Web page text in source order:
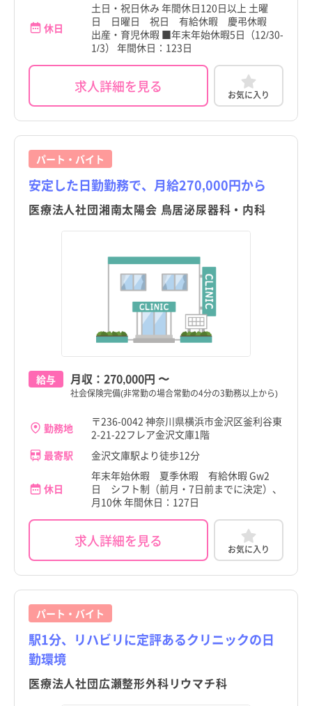
休日
土日・祝日休み 年間休日120日以上 土曜
日 日曜日 祝日 有給休暇 慶弔休暇
出産・育児休暇 ■年末年始休暇5日（12/30-
1/3） 年間休日：123日
求人詳細を見る お気に入り
パート・バイト
安定した日勤勤務で、月給270,000円から
医療法人社団湘南太陽会 鳥居泌尿器科・内科
給与 月収： 270,000円 〜
社会保険完備(非常勤の場合常勤の4分の3勤務以上から)
勤務地
〒236-0042 神奈川県横浜市金沢区釜利谷東
2-21-22フレア金沢文庫1階
最寄駅
金沢文庫駅より徒歩12分
休日
年末年始休暇 夏季休暇 有給休暇 Gw2
日 シフト制（前月・7日前までに決定）、
月10休 年間休日：127日
求人詳細を見る お気に入り
パート・バイト
駅1分、リハビリに定評あるクリニックの日
勤環境
医療法人社団広瀬整形外科リウマチ科